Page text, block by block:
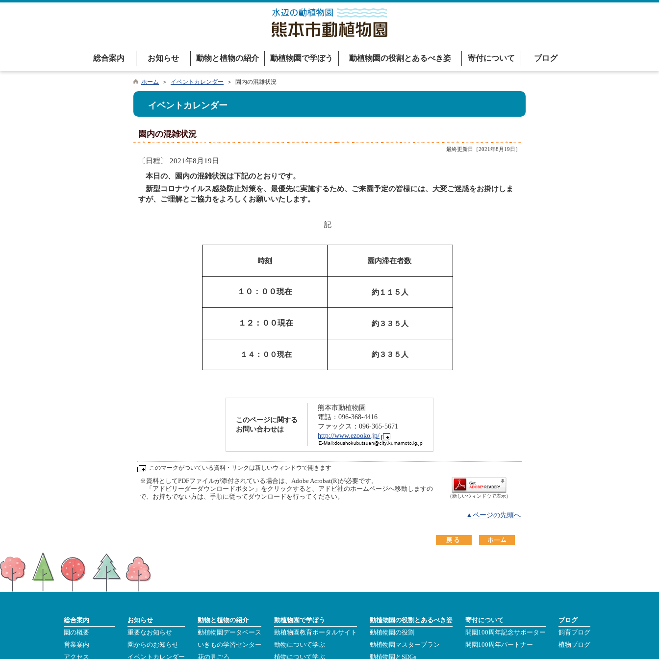
総合案内 お知らせ 動物と植物の紹介 動植物園で学ぼう 動植物園の役割とあるべき姿 寄付について ブログ
ホーム ＞ イベントカレンダー ＞ 園内の混雑状況
イベントカレンダー
園内の混雑状況
最終更新日［2021年8月19日］
〔日程〕 2021年8月19日
本日の、園内の混雑状況は下記のとおりです。
新型コロナウイルス感染防止対策を、最優先に実施するため、ご来園予定の皆様には、大変ご迷惑をお掛けしま
すが、ご理解とご協力をよろしくお願いいたします。
記
時刻 園内滞在者数
１０：００現在 約１１５人
１２：００現在 約３３５人
１４：００現在 約３３５人
このページに関する
お問い合わせは
熊本市動植物園
電話：096-368-4416
ファックス：096-365-5671
http://www.ezooko.jp/
このマークがついている資料・リンクは新しいウィンドウで開きます
※資料としてPDFファイルが添付されている場合は、Adobe Acrobat(R)が必要です。
「アドビリーダーダウンロードボタン」をクリックすると、アドビ社のホームページへ移動しますの
で、お持ちでない方は、手順に従ってダウンロードを行ってください。
（新しいウィンドウで表示）
▲ページの先頭へ
総合案内
園の概要
営業案内
アクセス
お知らせ
重要なお知らせ
園からのお知らせ
イベントカレンダー
動物と植物の紹介
動植物園データベース
いきもの学習センター
花の見ごろ
動植物園で学ぼう
動植物園教育ポータルサイト
動物について学ぶ
植物について学ぶ
動植物園の役割とあるべき姿
動植物園の役割
動植物園マスタープラン
動植物園とSDGs
寄付について
開園100周年記念サポーター
開園100周年パートナー
ブログ
飼育ブログ
植物ブログ